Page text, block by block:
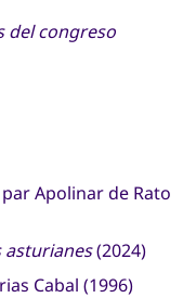
del congreso
par Apolinar de Rato
asturianes(2024)
Cabal (1996)